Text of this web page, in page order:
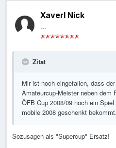
Xaverl Nick
...
Zitat
Mir ist noch eingefallen, dass
Amateurcup-Meister neben dem
ÖFB Cup 2008/09 noch ein
mobile 2008 geschenkt bekommt.
Sozusagen als "Supercup" Ersatz!